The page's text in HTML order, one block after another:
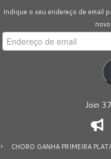
Indique o seu endereço de email
Endereço
de
Join
CHORO GANHA PRIMEIRA